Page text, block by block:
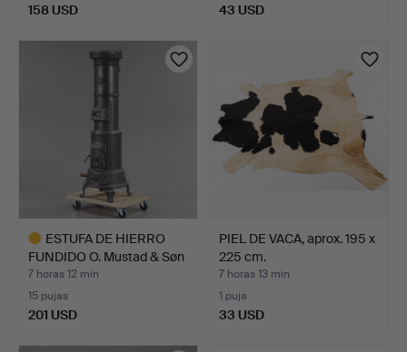
158 USD 43 USD
ESTUFA DE HIERRO
FUNDIDO O. Mustad & Søn
A…
7 horas 12 min
15 pujas
201 USD
PIEL DE VACA, aprox. 195 x
225 cm.
7 horas 13 min
1 puja
33 USD